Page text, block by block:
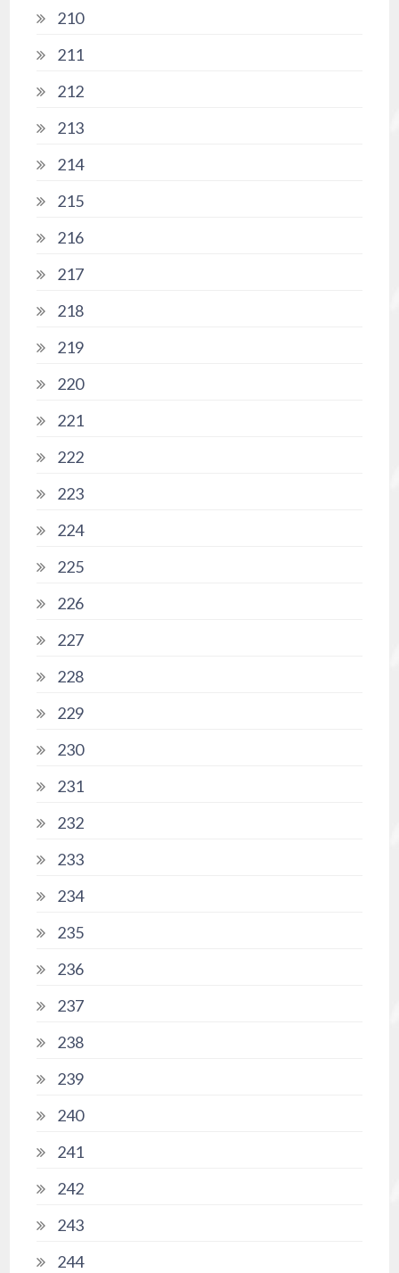
210
211
212
213
214
215
216
217
218
219
220
221
222
223
224
225
226
227
228
229
230
231
232
233
234
235
236
237
238
239
240
241
242
243
244